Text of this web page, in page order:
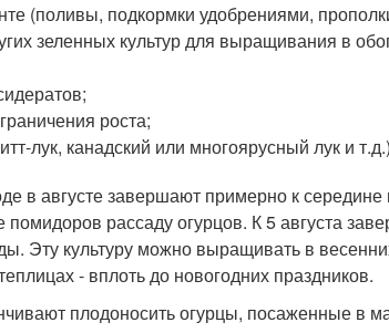
(поливы, подкормки удобрениями,
зеленных культур для выращивания в
роста;
лук, канадский или многоярусный лук и
в августе завершают примерно к середине
рассаду огурцов. К 5 августа
Эту культуру можно выращивать в
- вплоть до новогодних праздников.
плодоносить огурцы, посаженные в